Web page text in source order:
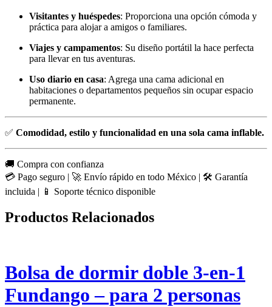
Visitantes y huéspedes: Proporciona una opción cómoda y
práctica para alojar a amigos o familiares.
Viajes y campamentos: Su diseño portátil la hace perfecta
para llevar en tus aventuras.
Uso diario en casa: Agrega una cama adicional en
habitaciones o departamentos pequeños sin ocupar espacio
permanente.
✅ Comodidad, estilo y funcionalidad en una sola cama inflable.
🚚 Compra con confianza
💳 Pago seguro | 🚀 Envío rápido en todo México | 🛠️ Garantía
incluida | 📱 Soporte técnico disponible
Productos Relacionados
Bolsa de dormir doble 3-en-1
Fundango – para 2 personas